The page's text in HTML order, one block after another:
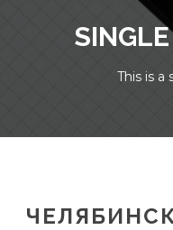
This is a